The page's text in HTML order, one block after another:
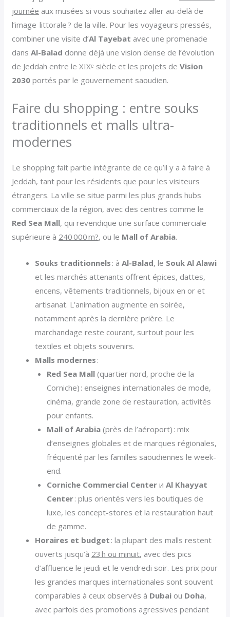
journée aux musées si vous souhaitez aller au-delà de
l’image littorale ? de la ville. Pour les voyageurs pressés,
combiner une visite d’Al Tayebat avec une promenade
dansAl-Balad donne déjà une vision dense de l’évolution
de Jeddah entre le XIXᵉ siècle et les projets deVision
2030 portés par le gouvernement saoudien.
Faire du shopping : entre souks
traditionnels et malls ultra-
modernes
Le shopping fait partie intégrante de ce qu’il y a à faire à
Jeddah, tant pour les résidents que pour les visiteurs
étrangers. La ville se situe parmi les plus grands hubs
commerciaux de la région, avec des centres comme le
Red Sea Mall, qui revendique une surface commerciale
supérieure à 240 000 m?, ou le Mall of Arabia.
Souks traditionnels : àAl-Balad, le Souk Al Alawi
et les marchés attenants offrent épices, dattes,
encens, vêtements traditionnels, bijoux en or et
artisanat. L’animation augmente en soirée,
notamment après la dernière prière. Le
marchandage reste courant, surtout pour les
textiles et objets souvenirs.
Malls modernes :
Red Sea Mall(quartier nord, proche de la
Corniche) : enseignes internationales de mode,
cinéma, grande zone de restauration, activités
pour enfants.
Mall of Arabia(près de l’aéroport) : mix
d’enseignes globales et de marques régionales,
fréquenté par les familles saoudiennes le week-
end.
Corniche Commercial Centerи Al Khayyat
Center: plus orientés vers les boutiques de
luxe, les concept-stores et la restauration haut
de gamme.
Horaires et budget : la plupart des malls restent
ouverts jusqu’à 23 h ou minuit, avec des pics
d’affluence le jeudi et le vendredi soir. Les prix pour
les grandes marques internationales sont souvent
comparables à ceux observés à Dubai ou Doha,
avec parfois des promotions agressives pendant